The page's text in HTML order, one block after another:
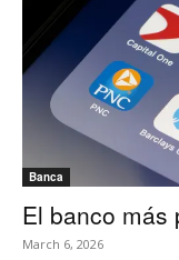
Banca
El banco más
March 6, 2026